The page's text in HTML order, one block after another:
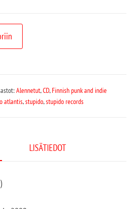
Alennetut,CD,Finnish punk and indie
atlantis,stupido,stupido records
LISÄTIEDOT